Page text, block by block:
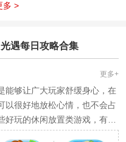
多 >
光遇每日攻略合集
更多+
能够让广大玩家舒缓身心，在
以很好地放松心情，也不会占
玩的休闲放置类游戏，有喜